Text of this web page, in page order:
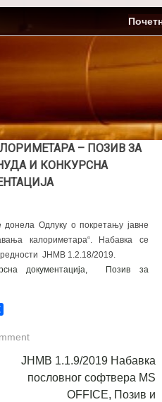
– ПОЗИВ ЗА
И КОНКУРСНА
донела Одлуку о покретању јавне
калориметара“. Набавка се
ЈНМВ 1.2.18/2019.
документација,
Позив за
ЈНМВ 1.1.9/2019 Набавка
пословног софтвера MS
OFFICE, Позив и